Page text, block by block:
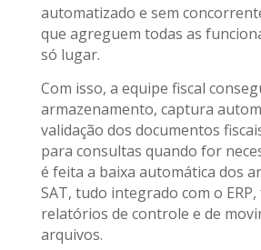
automatizado e sem
que agreguem todas as
só lugar.
Com isso, a equipe fiscal
armazenamento, captura
validação dos documentos
para consultas quando for
é feita a baixa automática dos
SAT, tudo integrado com o
relatórios de controle e de
arquivos.